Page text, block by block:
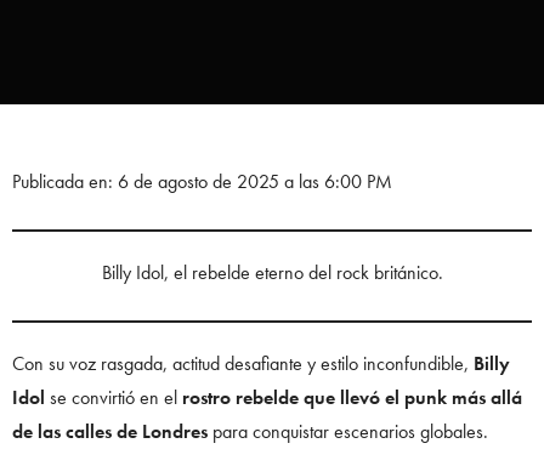
Publicada en: 6 de agosto de 2025 a las 6:00 PM
Billy Idol, el rebelde eterno del rock británico.
Con su voz rasgada, actitud desafiante y estilo inconfundible, Billy
Idol se convirtió en el rostro rebelde que llevó el punk más allá
de las calles de Londres para conquistar escenarios globales.